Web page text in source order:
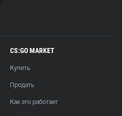
CS:GO MARKET
Купить
Продать
Как это работает